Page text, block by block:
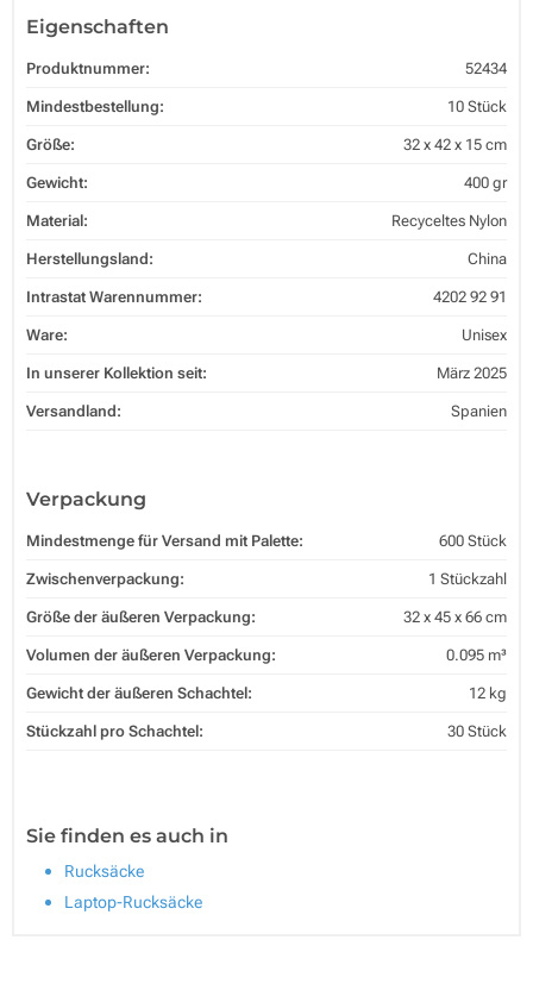
Eigenschaften
Produktnummer: 52434
Mindestbestellung: 10 Stück
Größe: 32 x 42 x 15 cm
Gewicht: 400 gr
Material: Recyceltes Nylon
Herstellungsland: China
Intrastat Warennummer: 4202 92 91
Ware: Unisex
In unserer Kollektion seit: März 2025
Versandland: Spanien
Verpackung
Mindestmenge für Versand mit Palette: 600 Stück
Zwischenverpackung: 1 Stückzahl
Größe der äußeren Verpackung: 32 x 45 x 66 cm
Volumen der äußeren Verpackung: 0.095 m³
Gewicht der äußeren Schachtel: 12 kg
Stückzahl pro Schachtel: 30 Stück
Sie finden es auch in
Rucksäcke
Laptop-Rucksäcke